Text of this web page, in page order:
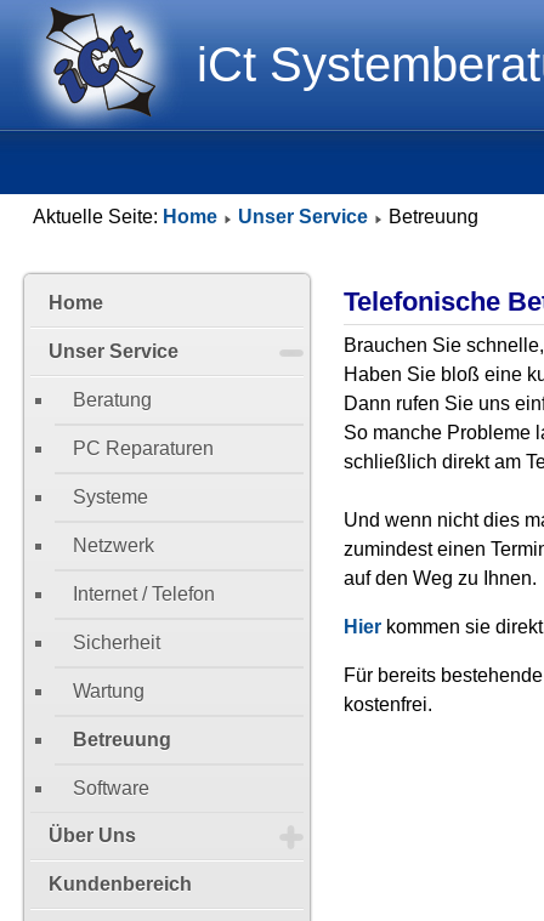
iCt
Aktuelle Seite: Home Unser Service Betreuung
Home
Unser Service
Beratung
PC Reparaturen
Systeme
Netzwerk
Internet / Telefon
Sicherheit
Wartung
Betreuung
Software
Über Uns
Kundenbereich
Telefonische
Brauchen Sie
Haben Sie bloß eine
Dann rufen Sie uns
So manche Probleme
schließlich direkt am
Und wenn nicht dies
zumindest einen
auf den Weg zu Ihnen.
Hier kommen sie
Für bereits
kostenfrei.